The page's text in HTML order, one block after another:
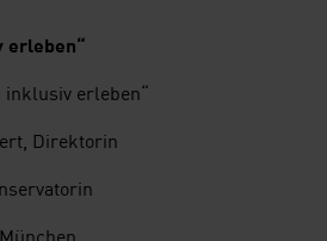
erleben“
erleben“
Direktorin